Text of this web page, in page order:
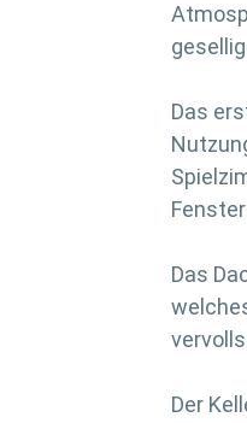
Das
Das
Der